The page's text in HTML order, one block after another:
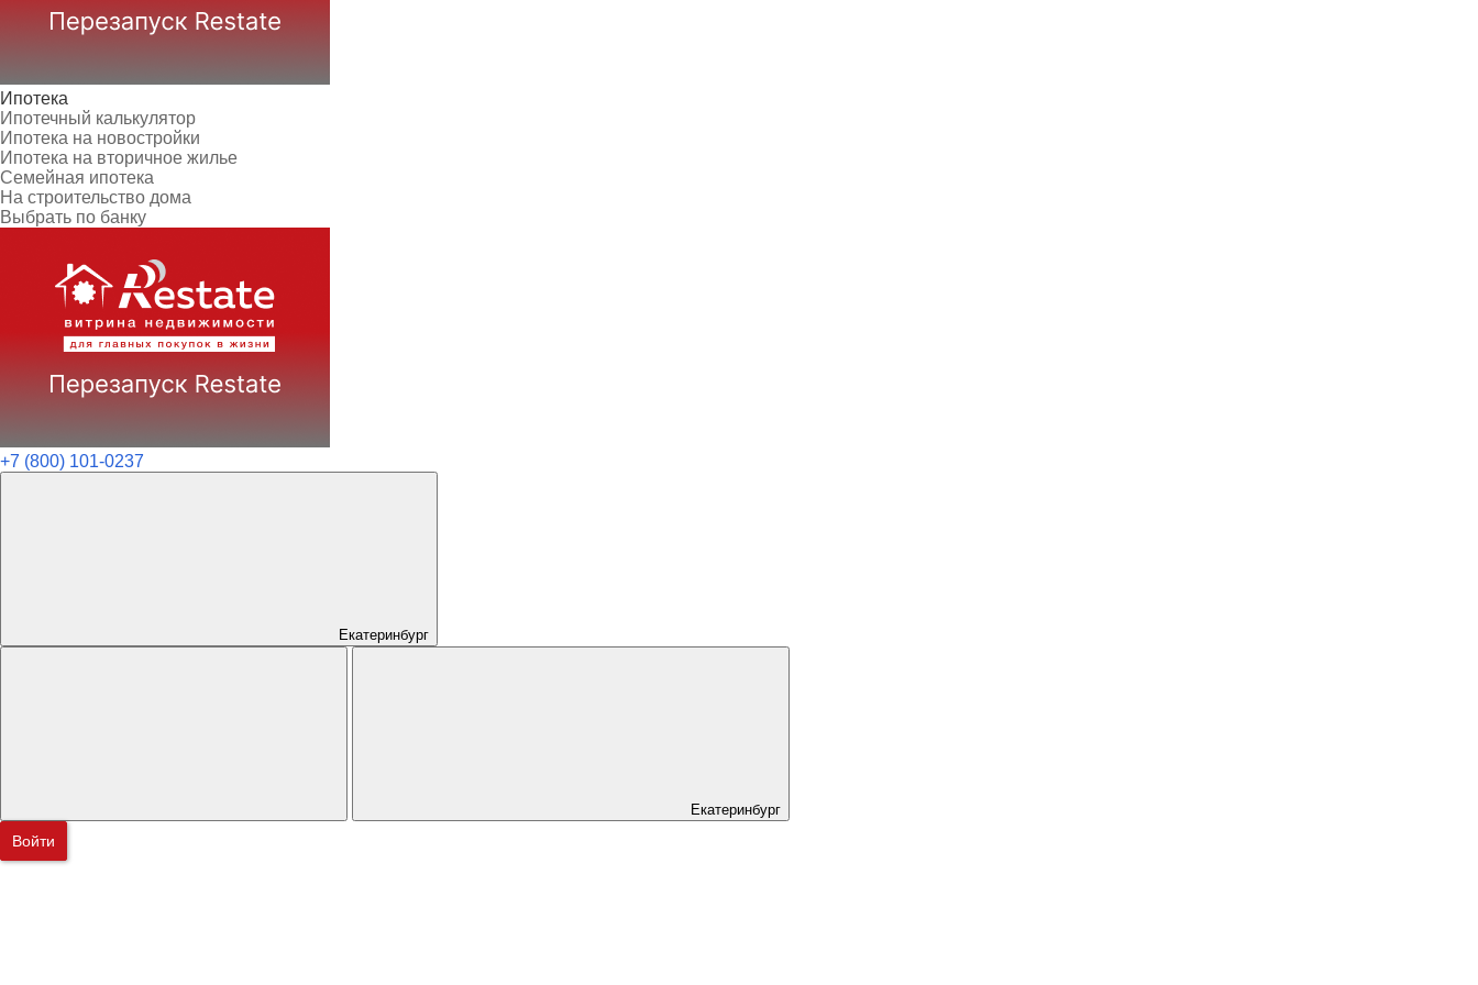
Ипотека
Ипотечный калькулятор
Ипотека на новостройки
Ипотека на вторичное жилье
Семейная ипотека
На строительство дома
Выбрать по банку
+7 (800) 101-0237
Екатеринбург
Екатеринбург
Войти